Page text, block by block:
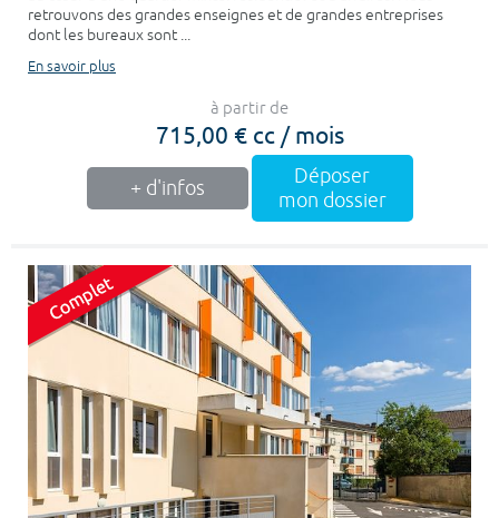
retrouvons des grandes enseignes et de grandes entreprises
dont les bureaux sont ...
En savoir plus
à partir de
715,00 € cc / mois
+ d'infos
Déposer
mon dossier